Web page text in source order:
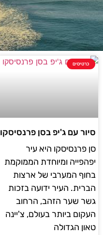
כרטיסים
סיור עם ג'יפ בסן פרנסיסקו
סן פרנסיסקו היא עיר
יפהפייה ומיוחדת הממוקמת
בחוף המערבי של ארצות
הברית. העיר ידועה בזכות
גשר שער הזהב, הרחוב
העקום ביותר בעולם, צ'יינה
טאון הגדולה